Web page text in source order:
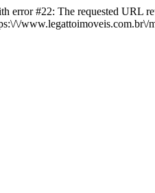
#22: The requested URL
\/www.legattoimoveis.com.br\/